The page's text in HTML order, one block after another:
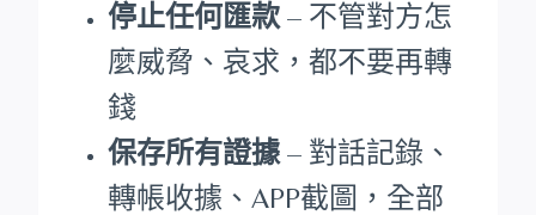
停止任何匯款 – 不管對方怎
麼威脅、哀求，都不要再轉
錢
保存所有證據 – 對話記錄、
轉帳收據、APP截圖，全部